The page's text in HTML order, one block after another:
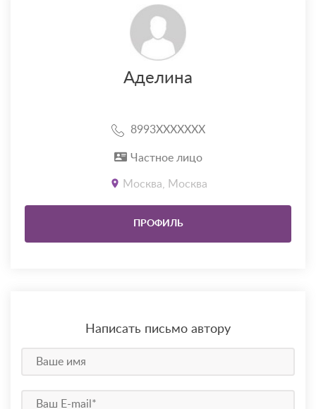
Аделина
8993XXXXXXX
Частное лицо
Москва, Москва
ПРОФИЛЬ
Написать письмо автору